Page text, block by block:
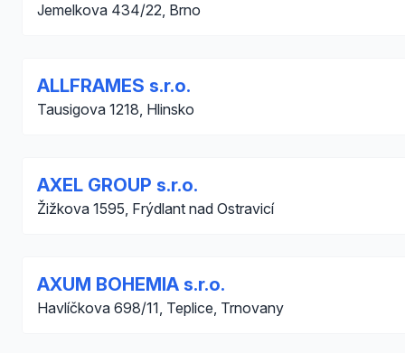
Jemelkova 434/22, Brno
ALLFRAMES s.r.o.
Tausigova 1218, Hlinsko
AXEL GROUP s.r.o.
Žižkova 1595, Frýdlant nad Ostravicí
AXUM BOHEMIA s.r.o.
Havlíčkova 698/11, Teplice, Trnovany